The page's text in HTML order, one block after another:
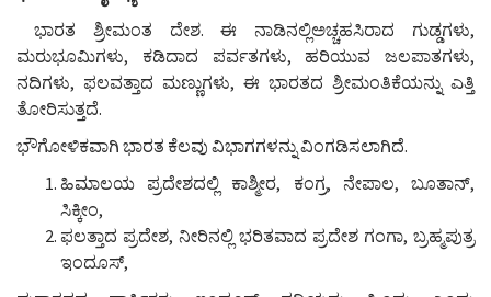
ಭಾರತ ಶ್ರೀಮಂತ ದೇಶ. ಈ ನಾಡಿನಲ್ಲಿಅಚ್ಚಹಸಿರಾದ ಗುಡ್ಡಗಳು,
ಮರುಭೂಮಿಗಳು, ಕಡಿದಾದ ಪರ್ವತಗಳು, ಹರಿಯುವ ಜಲಪಾತಗಳು,
ನದಿಗಳು, ಫಲವತ್ತಾದ ಮಣ್ಣುಗಳು, ಈ ಭಾರತದ ಶ್ರೀಮಂತಿಕೆಯನ್ನು ಎತ್ತಿ
ತೋರಿಸುತ್ತದೆ.
ಭೌಗೋಳಿಕವಾಗಿ ಭಾರತ ಕೆಲವು ವಿಭಾಗಗಳನ್ನು ವಿಂಗಡಿಸಲಾಗಿದೆ.
ಹಿಮಾಲಯ ಪ್ರದೇಶದಲ್ಲಿ ಕಾಶ್ಮೀರ, ಕಂಗ್ರ, ನೇಪಾಲ, ಬೂತಾನ್,
ಸಿಕ್ಕೀಂ,
ಫಲತ್ತಾದ ಪ್ರದೇಶ, ನೀರಿನಲ್ಲಿ ಭರಿತವಾದ ಪ್ರದೇಶ ಗಂಗಾ, ಬ್ರಹ್ಮಪುತ್ರ
ಇಂದೂಸ್,